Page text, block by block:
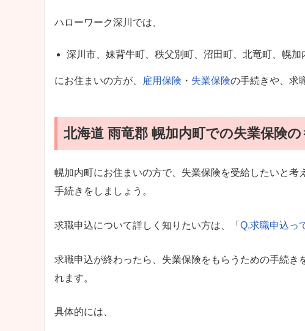
ハローワーク深川では、
深川市、妹背牛町、秩父別町、沼田町、北竜町、幌加
にお住まいの方が、 雇用保険 ・ 失業保険の手続きや、求
北海道 雨竜郡 幌加内町での失業保険
幌加内町にお住まいの方で、失業保険を受給したいと考
手続きをしましょう。
求職申込について詳しく知りたい方は、「 Q.求職申込っ
求職申込が終わったら、失業保険をもらうための手続
れます。
具体的には、